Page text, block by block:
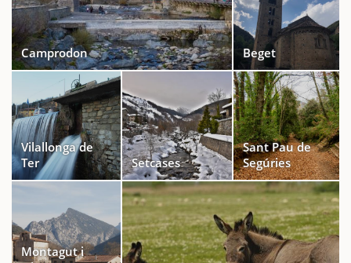
Camprodon Beget
Vilallonga de
Ter
Setcases
Sant Pau de
Segúries
Montagut i